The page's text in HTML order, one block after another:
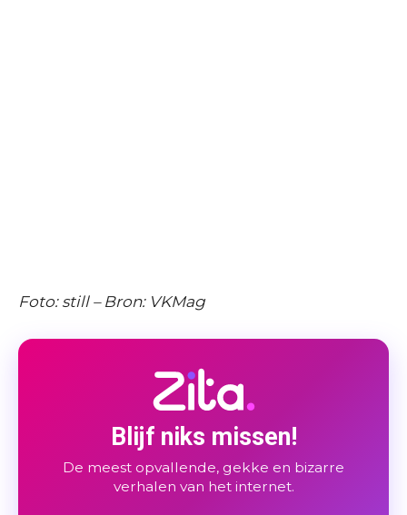
Foto: still – Bron: VKMag
Blijf niks missen!
De meest opvallende, gekke en bizarre
verhalen van het internet.